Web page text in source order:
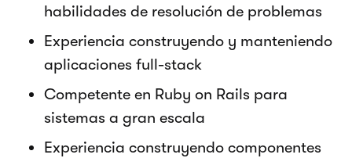
habilidades de resolución de problemas
Experiencia construyendo y manteniendo
aplicaciones full-stack
Competente en Ruby on Rails para
sistemas a gran escala
Experiencia construyendo componentes